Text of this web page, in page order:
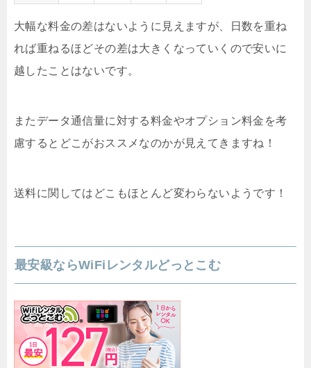
大幅な料金の差はないように見えますが、日数を重ね
れば重ねるほどその差は大きくなっていくので安いに
越したことはないです。
またデータ通信量に対する料金やオプション料金を考
慮するとどこがおススメなのかが見えてきますね！
送料に関してはどこもほとんど変わらないようです！
最安級ならWiFiレンタルどっとこむ